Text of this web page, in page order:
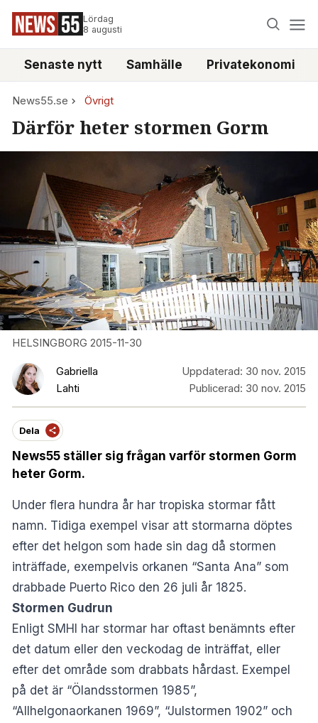
Lördag
8 augusti
Senaste nytt Samhälle Privatekonomi
News55.se Övrigt
Därför heter stormen Gorm
HELSINGBORG 2015-11-30
Gabriella
Lahti
Uppdaterad: 30 nov. 2015
Publicerad: 30 nov. 2015
Dela
News55 ställer sig frågan varför stormen Gorm
heter Gorm.
Under flera hundra år har tropiska stormar fått
namn. Tidiga exempel visar att stormarna döptes
efter det helgon som hade sin dag då stormen
inträffade, exempelvis orkanen “Santa Ana” som
drabbade Puerto Rico den 26 juli år 1825.
Stormen Gudrun
Enligt SMHI har stormar har oftast benämnts efter
det datum eller den veckodag de inträffat, eller
efter det område som drabbats hårdast. Exempel
på det är “Ölandsstormen 1985”,
“Allhelgonaorkanen 1969”, “Julstormen 1902” och